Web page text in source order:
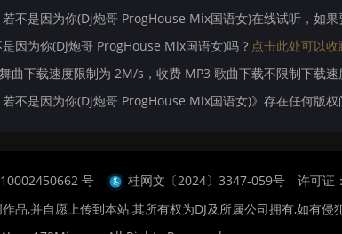
不是因为你(Dj炮哥 ProgHouse Mix国语女)在线试听，如果
因为你(Dj炮哥 ProgHouse Mix国语女)吗？ 点击此处可以收
曲下载速度限制为 2M/s，收费 MP3 歌曲下载不限制下载速
不是因为你(Dj炮哥 ProgHouse Mix国语女)》存在任何版
号 桂网文〔2024〕3347-059号
许可证
品,并自愿上传到本站,其所有权为DJ及所属公司拥有,如有侵